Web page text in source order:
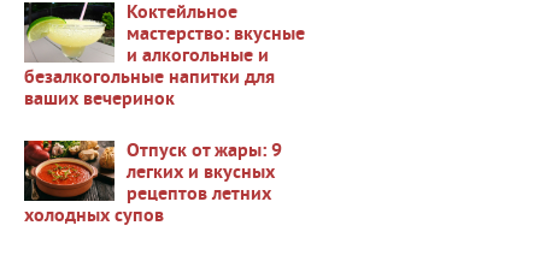
38698
Коктейльное
мастерство: вкусные
и алкогольные и
безалкогольные напитки для
ваших вечеринок
37469
Отпуск от жары: 9
легких и вкусных
рецептов летних
холодных супов